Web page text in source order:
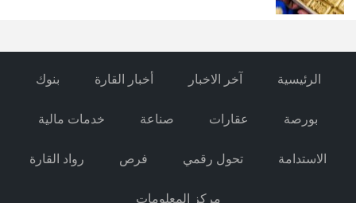
الرئيسية آخر الاخبار أخبار القارة بنوك
بورصة عقارات صناعة خدمات مالية
الاستدامة تحول رقمي فرص رواد القارة
مركز المعلومات